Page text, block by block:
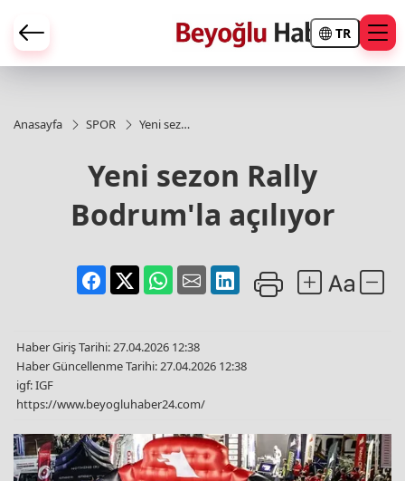
TR
Anasayfa SPOR
Yeni sezon
açılıyor
Yeni sezon Rally
Bodrum'la açılıyor
Haber Giriş Tarihi: 27.04.2026 12:38
Haber Güncellenme Tarihi: 27.04.2026 12:38
igf: IGF
https://www.beyogluhaber24.com/